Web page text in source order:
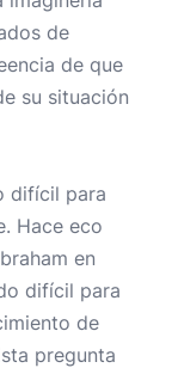
de
de que
su situación
difícil para
Hace eco
en
difícil para
de
pregunta